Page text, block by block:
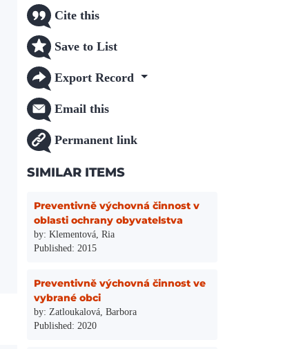
Cite this
Save to List
Export Record
Email this
Permanent link
SIMILAR ITEMS
Preventivně výchovná činnost v
oblasti ochrany obyvatelstva
by: Klementová, Ria
Published: 2015
Preventivně výchovná činnost ve
vybrané obci
by: Zatloukalová, Barbora
Published: 2020